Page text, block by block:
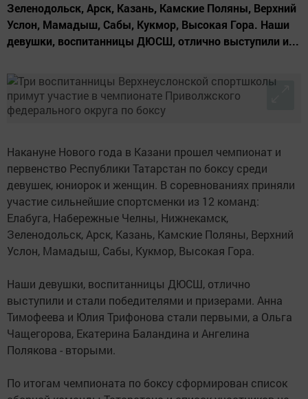
Зеленодольск, Арск, Казань, Камские Поляны, Верхний
Услон, Мамадыш, Сабы, Кукмор, Высокая Гора. Наши
девушки, воспитанницы ДЮСШ, отлично выступили и...
Накануне Нового года в Казани прошел чемпионат и
первенство Республики Татарстан по боксу среди
девушек, юниорок и женщин. В соревнованиях приняли
участие сильнейшие спортсменки из 12 команд:
Елабуга, Набережные Челны, Нижнекамск,
Зеленодольск, Арск, Казань, Камские Поляны, Верхний
Услон, Мамадыш, Сабы, Кукмор, Высокая Гора.
Наши девушки, воспитанницы ДЮСШ, отлично
выступили и стали победителями и призерами. Анна
Тимофеева и Юлия Трифонова стали первыми, а Ольга
Чащегорова, Екатерина Баландина и Ангелина
Полякова - вторыми.
По итогам чемпионата по боксу сформирован список